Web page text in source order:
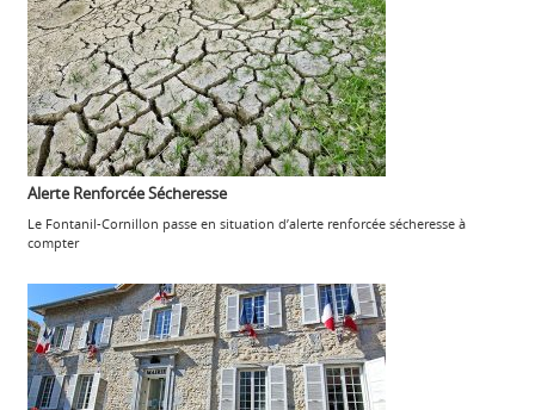
Alerte Renforcée Sécheresse
Le Fontanil-Cornillon passe en situation d’alerte renforcée sécheresse à
compter